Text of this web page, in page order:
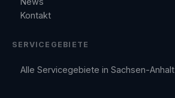
Kontakt
SERVICEGEBIETE
Alle Servicegebiete in Sachsen-Anhalt